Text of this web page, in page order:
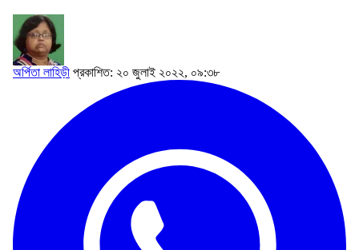
অর্পিতা লাহিড়ী প্রকাশিত: ২০ জুলাই ২০২২, ০৯:৩৮